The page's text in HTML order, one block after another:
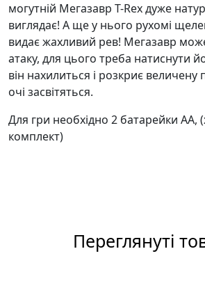
могутній Мегазавр T-Rex дуже
виглядає! А ще у нього рухомі
видає жахливий рев! Мегазавр
атаку, для цього треба натиснути
він нахилиться і розкриє
очі засвітяться.
Для гри необхідно 2 батарейки АА,
комплект)
Переглянуті